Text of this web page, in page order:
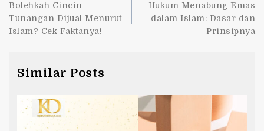
Bolehkah Cincin
Tunangan Dijual Menurut
Islam? Cek Faktanya!
Hukum Menabung Emas
dalam Islam: Dasar dan
Prinsipnya
Similar Posts